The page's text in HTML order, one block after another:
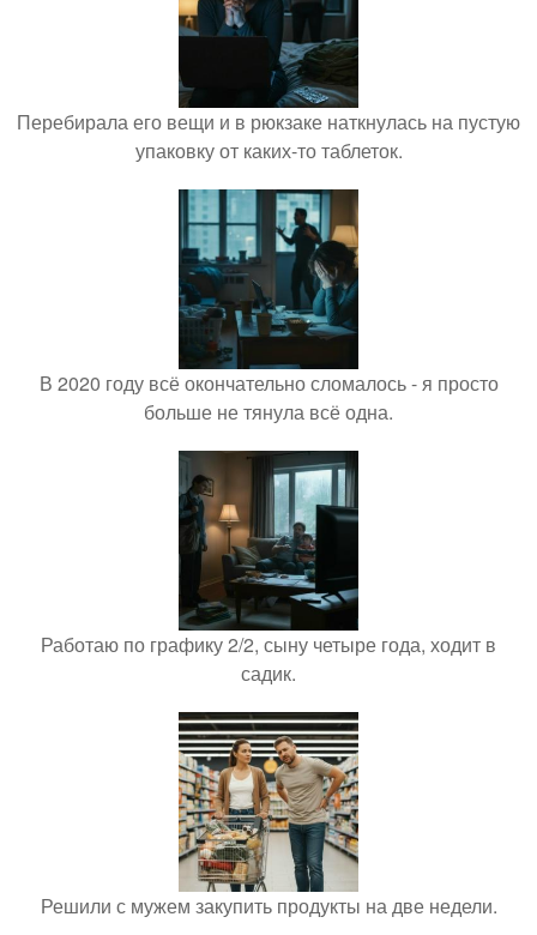
Перебирала его вещи и в рюкзаке наткнулась на пустую
упаковку от каких-то таблеток.
В 2020 году всё окончательно сломалось - я просто
больше не тянула всё одна.
Работаю по графику 2/2, сыну четыре года, ходит в
садик.
Решили с мужем закупить продукты на две недели.